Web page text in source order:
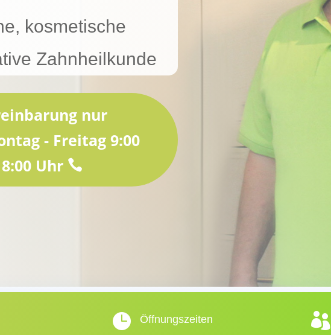
kosmetische
Zahnheilkunde
nur
- Freitag 9:00
Uhr

Öffnungszeiten
